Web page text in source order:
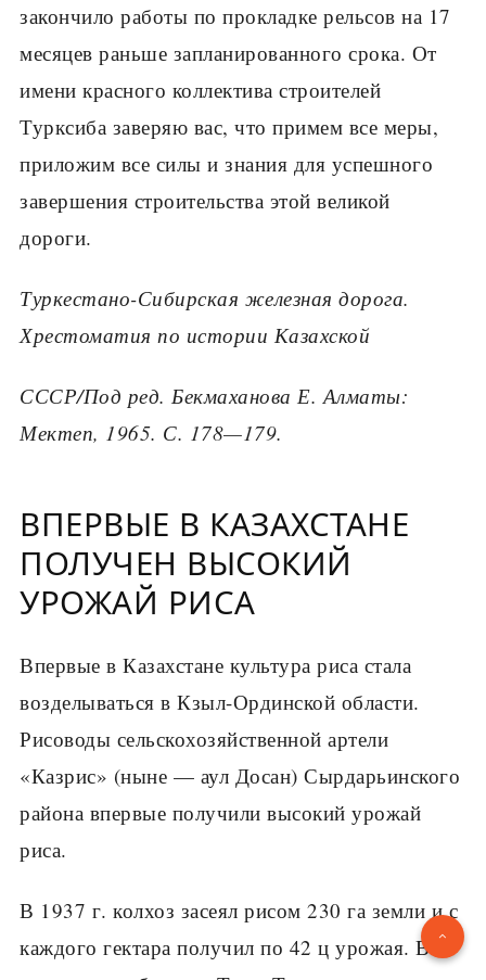
закончило работы по прокладке рельсов на 17
месяцев раньше запланированного срока. От
имени красного коллектива строителей
Турксиба заверяю вас, что примем все меры,
приложим все силы и знания для успешного
завершения строительства этой великой
дороги.
Туркестано-Сибирская железная дорога.
Хрестоматия по истории Казахской
СССР/Под ред. Бекмаханова Е. Алматы:
Мектеп, 1965. С. 178—179.
ВПЕРВЫЕ В КАЗАХСТАНЕ
ПОЛУЧЕН ВЫСОКИЙ
УРОЖАЙ РИСА
Впервые в Казахстане культура риса стала
возделываться в Кзыл-Ординской области.
Рисоводы сельскохозяйственной артели
«Казрис» (ныне — аул Досан) Сырдарьинского
района впервые получили высокий урожай
риса.
В 1937 г. колхоз засеял рисом 230 га земли и с
каждого гектара получил по 42 ц урожая. В